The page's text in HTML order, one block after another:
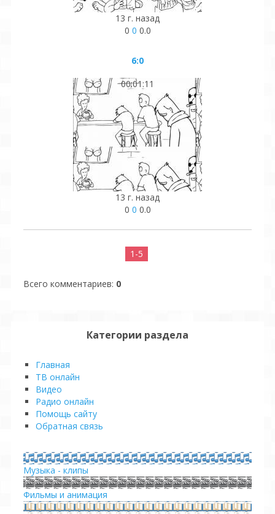
13 г. назад
0 0 0.0
6:0
00:01:11
13 г. назад
0 0 0.0
1-5
Всего комментариев: 0
Категории раздела
Главная
ТВ онлайн
Видео
Pадио онлайн
Помощь сайту
Обратная связь
Музыка - клипы
Фильмы и анимация